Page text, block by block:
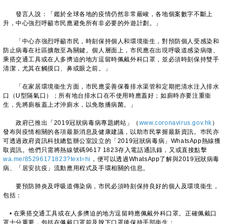
發言人說：「鑑於全球各地的疫情仍然非常嚴峻，各地個案數字不斷上
升，中心強烈呼籲市民應避免所有非必要的外遊計劃。」
「中心亦強烈呼籲市民，時刻保持個人和環境衞生，對預防個人受感染和
防止病毒在社區擴散至為關鍵。個人層面上，市民應在出現呼吸道感染病徵、
乘搭交通工具或在人多擠迫的地方逗留時佩戴外科口罩，並必須時刻保持雙手
清潔，尤其在觸摸口、鼻或眼之前。」
「在家居環境衞生方面，市民應妥善保養排水渠管和定期把清水注入排水
口（U型隔氣口）；所有地台排水口在不使用時應蓋好；如廁時亦要注重衞
生，先將廁板蓋上才沖廁水，以免散播病菌。」
政府已推出「2019冠狀病毒病專題網站」（ www.coronavirus.gov.hk ）
發布與疫情相關的各項最新消息及健康建議，以助市民掌握最新資訊。巿民亦
可透過政府資訊科技總監辦公室設立的「2019冠狀病毒病」WhatsApp熱線獲
取資訊。他們只需將熱線號碼9617 1823存入電話通訊錄，又或直接點擊
wa.me/85296171823?text=hi ，便可以透過WhatsApp了解與2019冠狀病毒
病、「居安抗疫」流動應用程式及手環相關的信息。
要預防肺炎及呼吸道傳染病，市民必須時刻保持良好的個人及環境衞生，
包括：
• 在乘搭交通工具或在人多擠迫的地方逗留時應佩戴外科口罩。正確佩戴口
罩十分重要，包括在佩戴口罩前及脫下口罩後保持手部衞生；